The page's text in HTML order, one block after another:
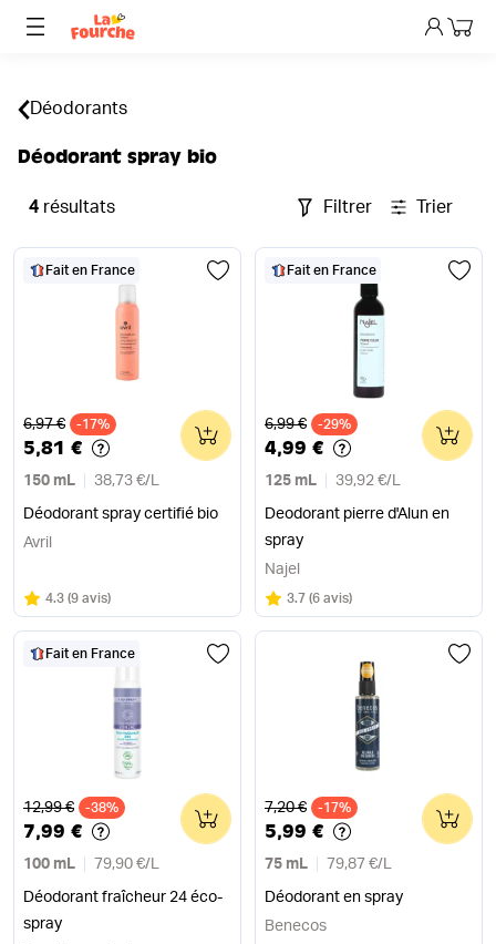
Mon
Déodorants
Déodorant spray bio
4 résultats Filtrer Trier
Fait en France
Ancien prix
6,97 € -17%
5,81 €
150 mL 38,73 €/ L
Déodorant spray certifié bio
0
Avril
Note
4.3 sur 5
(9 avis)
Fait en France
Ancien prix
6,99 € -29%
4,99 €
125 mL 39,92 €/ L
Deodorant pierre d'Alun en
spray
0
Najel
Note
3.7 sur 5
(6 avis)
Fait en France
Ancien prix
12,99 € -38%
7,99 €
100 mL 79,90 €/ L
Déodorant fraîcheur 24 éco-
spray
0 Ancien prix
7,20 € -17%
5,99 €
75 mL 79,87 €/ L
Déodorant en spray
0
Benecos